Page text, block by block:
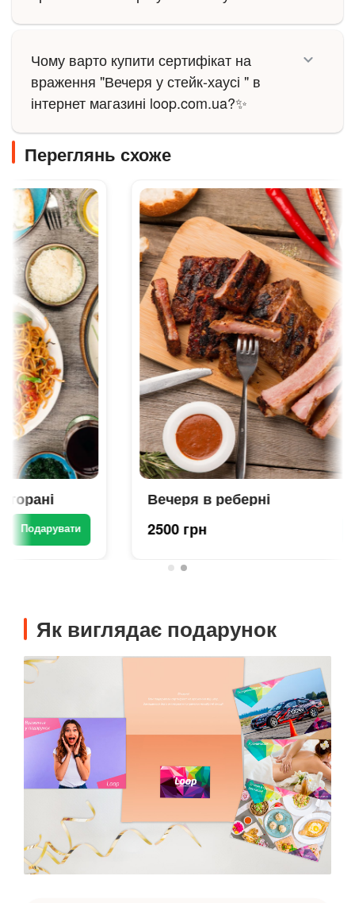
Чому варто купити сертифікат на
враження "Вечеря у стейк-хаусі " в
інтернет магазині loop.com.ua?✨
Переглянь схоже
Вечеря в реберні
2500 грн
Як виглядає подарунок